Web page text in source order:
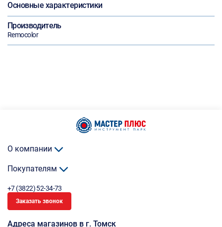
Основные характеристики
Производитель
Remocolor
О компании
Покупателям
+7 (3822) 52-34-73
Заказать звонок
Адреса магазинов в г. Томск